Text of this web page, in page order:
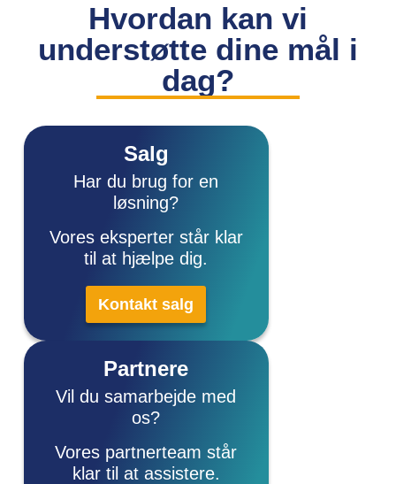
Hvordan kan vi
understøtte dine mål i
dag?
Salg
Har du brug for en
løsning?
Vores eksperter står klar
til at hjælpe dig.
Kontakt salg
Partnere
Vil du samarbejde med
os?
Vores partnerteam står
klar til at assistere.